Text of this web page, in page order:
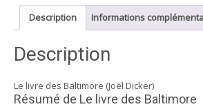
Baltimore
(JoëlDescription Informations
Description
Le livre des Baltimore (Joël Dicker)
Résumé de Le livre des Baltimore